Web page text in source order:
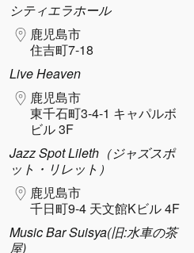
シティエラホール
鹿児島市
住吉町7-18
Live Heaven
鹿児島市
東千石町3-4-1 キャパルボ
ビル 3F
Jazz Spot Lileth（ジャズスポ
ット・リレット）
鹿児島市
千日町9-4 天文館Kビル 4F
Music Bar Suisya(旧:水車の茶
屋)